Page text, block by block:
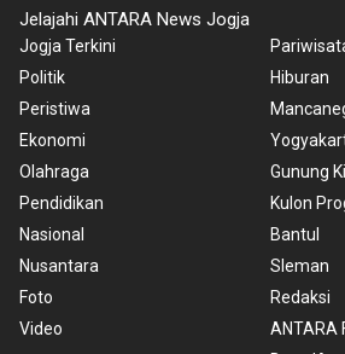
Jelajahi ANTARA News Jogja
Jogja Terkini
Politik
Peristiwa
Ekonomi
Olahraga
Pendidikan
Nasional
Nusantara
Foto
Video
Hiburan
Gunung
Kulon
Bantul
Sleman
Redaksi
ANTARA